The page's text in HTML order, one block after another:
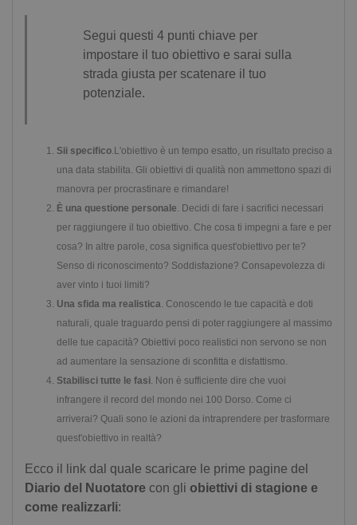
Segui questi 4 punti chiave per
impostare il tuo obiettivo e sarai sulla
strada giusta per scatenare il tuo
potenziale.
Sii specifico.L'obiettivo è un tempo esatto, un risultato preciso a
una data stabilita. Gli obiettivi di qualità non ammettono spazi di
manovra per procrastinare e rimandare!
È una questione personale. Decidi di fare i sacrifici necessari
per raggiungere il tuo obiettivo. Che cosa ti impegni a fare e per
cosa? In altre parole, cosa significa quest'obiettivo per te?
Senso di riconoscimento? Soddisfazione? Consapevolezza di
aver vinto i tuoi limiti?
Una sfida ma realistica. Conoscendo le tue capacità e doti
naturali, quale traguardo pensi di poter raggiungere al massimo
delle tue capacità? Obiettivi poco realistici non servono se non
ad aumentare la sensazione di sconfitta e disfattismo.
Stabilisci tutte le fasi. Non è sufficiente dire che vuoi
infrangere il record del mondo nei 100 Dorso. Come ci
arriverai? Quali sono le azioni da intraprendere per trasformare
quest'obiettivo in realtà?
Ecco il link dal quale scaricare le prime pagine del
Diario del Nuotatore con gli obiettivi di stagione e
come realizzarli: